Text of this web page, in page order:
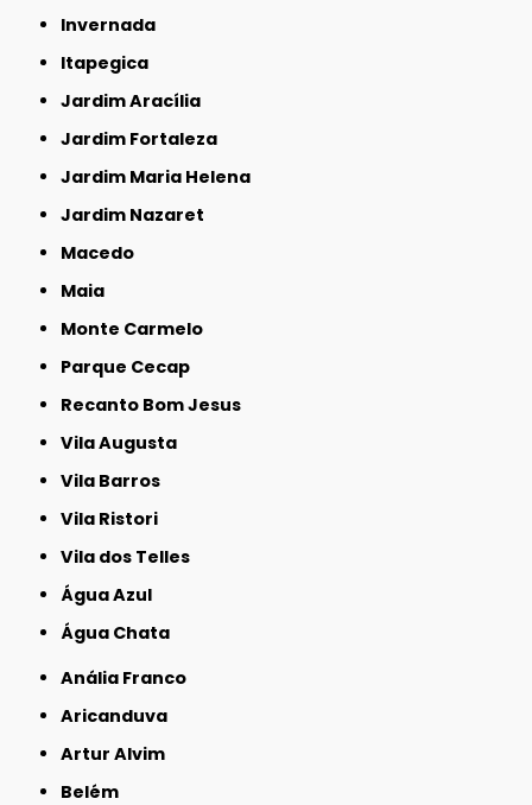
Invernada
Itapegica
Jardim Aracília
Jardim Fortaleza
Jardim Maria Helena
Jardim Nazaret
Macedo
Maia
Monte Carmelo
Parque Cecap
Recanto Bom Jesus
Vila Augusta
Vila Barros
Vila Ristori
Vila dos Telles
Água Azul
Água Chata
Anália Franco
Aricanduva
Artur Alvim
Belém